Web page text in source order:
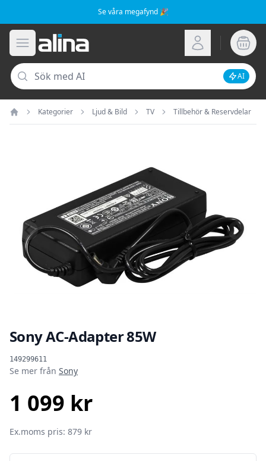
Se våra megafynd 🎉
Öppna meny
Alina.se Logga in
Sök
AI
Hem
Kategorier Ljud & Bild TV Tillbehör & Reservdelar
Sony AC-Adapter 85W
149299611
Produktinformation
Se mer från Sony
1 099 kr
Ex.moms pris: 879 kr